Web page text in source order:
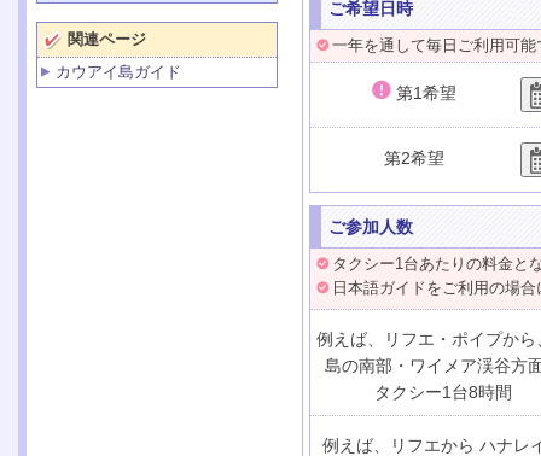
関連ページ
カウアイ島ガイド
ご希望日時
一年を通して毎日ご利用可能
第1希望
第2希望
ご参加人数
タクシー1台あたりの料金と
日本語ガイドをご利用の場
例えば、リフエ・ポイプから
島の南部・ワイメア渓谷方
タクシー1台8時間
例えば、リフエから ハナレ